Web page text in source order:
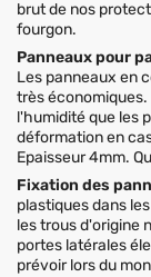
brut de nos
fourgon.
Panneaux pour
Les panneaux en
très économiques.
l'humidité que les
déformation en
Epaisseur 4mm.
Fixation des
plastiques dans
les trous d'origine
portes latérales
prévoir lors du